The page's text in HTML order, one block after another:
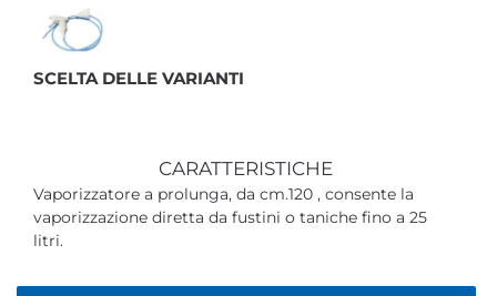
SCELTA DELLE VARIANTI
CARATTERISTICHE
Vaporizzatore a prolunga, da cm.120 , consente la
vaporizzazione diretta da fustini o taniche fino a 25
litri.